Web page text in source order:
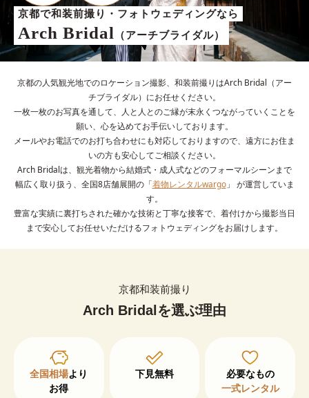
京都で和装前撮り・フォトウェディングなら
Arch Bridal （アーチブライダル）
京都の人気観光地でのロケーション撮影、和装前撮りはArch Bridal（アー
チブライダル）にお任せください。
一枚一枚のお写真を通して、人と人とのご縁が末永くつながっていくことを
願い、心を込めてお手伝いしております。
メールやお電話でのお打ち合わせにも対応しておりますので、遠方にお住ま
いの方も安心してご相談ください。
Arch Bridalは、観光着物から結婚式・成人式などのフォーマルシーンまで
幅広く取り扱う、全国8店舗展開の「着物レンタルwargo」 が運営していま
す。
豊富な実績に裏打ちされた確かな技術と丁寧な接客で、着付けから撮影当日
まで安心してお任せいただけるフォトウェディングをお届けします。
京都和装前撮り
Arch Bridalを選ぶ理由
全国相場より
お得
下見無料
必要なもの
一式レンタル